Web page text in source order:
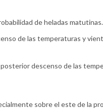
de heladas matutinas.
de las temperaturas y
descenso de las
sobre el este de la